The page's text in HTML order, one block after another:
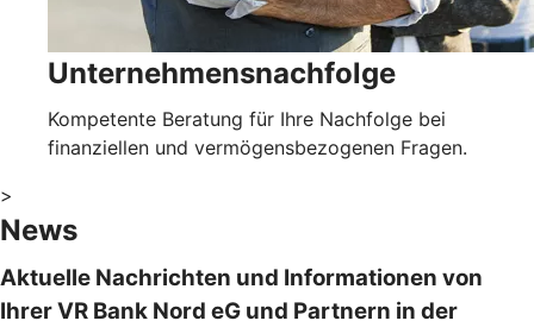
Unternehmensnachfolge
Kompetente Beratung für Ihre Nachfolge bei
finanziellen und vermögensbezogenen Fragen.
>
News
Aktuelle Nachrichten und Informationen von
Ihrer VR Bank Nord eG und Partnern in der